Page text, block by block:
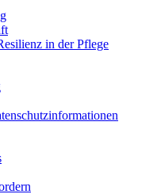
in der Pflege